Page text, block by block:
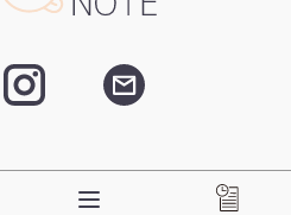
家庭料理 | tasty-note | 每天都有新
Reserved. -
Toggle navigation